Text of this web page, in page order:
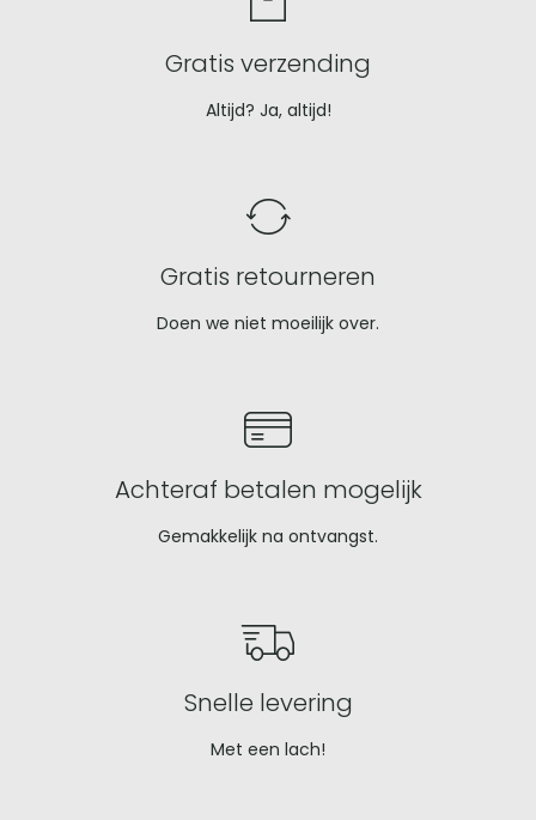
verkoopvoorstel
Gratis verzending
Altijd? Ja, altijd!
Gratis retourneren
Doen we niet moeilijk over.
Achteraf betalen mogelijk
Gemakkelijk na ontvangst.
Snelle levering
Met een lach!